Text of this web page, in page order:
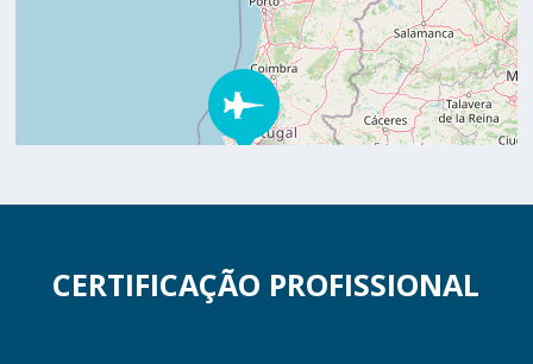
CERTIFICAÇÃO PROFISSIONAL